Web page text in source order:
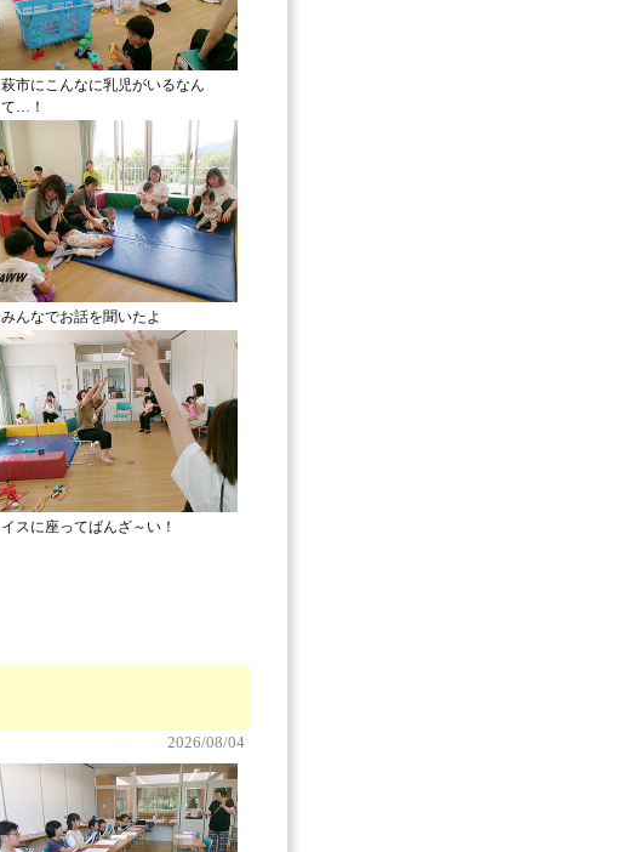
萩市にこんなに乳児がいるなん
て…！
みんなでお話を聞いたよ
イスに座ってばんざ～い！
2026/08/04